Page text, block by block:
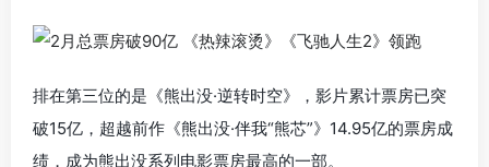
排在第三位的是《熊出没·逆转时空》，影片累计票房已突
破15亿，超越前作《熊出没·伴我“熊芯”》14.95亿的票房成
绩，成为熊出没系列电影票房最高的一部。